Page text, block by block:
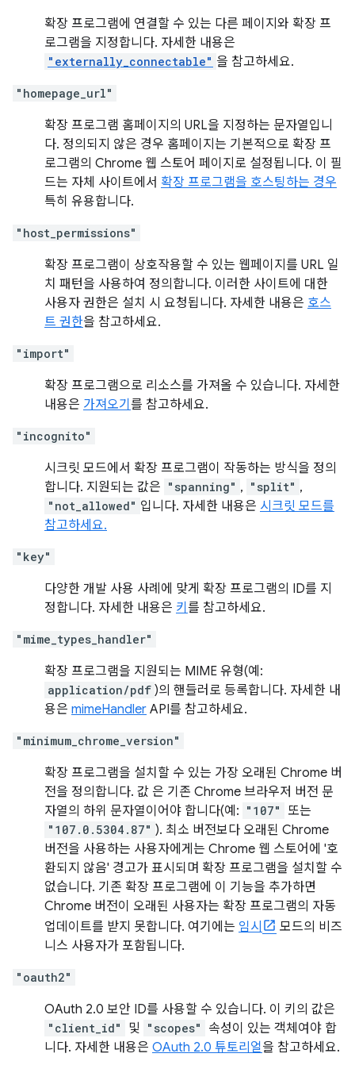
확장 프로그램에 연결할 수 있는 다른 페이지와 확장 프
로그램을 지정합니다. 자세한 내용은
"externally_connectable" 을 참고하세요.
"homepage_url"
확장 프로그램 홈페이지의 URL을 지정하는 문자열입니
다. 정의되지 않은 경우 홈페이지는 기본적으로 확장 프
로그램의 Chrome 웹 스토어 페이지로 설정됩니다. 이 필
드는 자체 사이트에서 확장 프로그램을 호스팅하는 경우
특히 유용합니다.
"host_permissions"
확장 프로그램이 상호작용할 수 있는 웹페이지를 URL 일
치 패턴을 사용하여 정의합니다. 이러한 사이트에 대한
사용자 권한은 설치 시 요청됩니다. 자세한 내용은 호스
트 권한을 참고하세요.
"import"
확장 프로그램으로 리소스를 가져올 수 있습니다. 자세한
내용은 가져오기 를 참고하세요.
"incognito"
시크릿 모드에서 확장 프로그램이 작동하는 방식을 정의
합니다. 지원되는 값은 "spanning" , "split" ,
"not_allowed" 입니다. 자세한 내용은 시크릿 모드를
참고하세요.
"key"
다양한 개발 사용 사례에 맞게 확장 프로그램의 ID를 지
정합니다. 자세한 내용은 키 를 참고하세요.
"mime_types_handler"
확장 프로그램을 지원되는 MIME 유형(예:
application/pdf )의 핸들러로 등록합니다. 자세한 내
용은 mimeHandler API를 참고하세요.
"minimum_chrome_version"
확장 프로그램을 설치할 수 있는 가장 오래된 Chrome 버
전을 정의합니다. 값 은 기존 Chrome 브라우저 버전 문
자열의 하위 문자열이어야 합니다(예: "107" 또는
"107.0.5304.87" ). 최소 버전보다 오래된 Chrome
버전을 사용하는 사용자에게는 Chrome 웹 스토어에 '호
환되지 않음' 경고가 표시되며 확장 프로그램을 설치할 수
없습니다. 기존 확장 프로그램에 이 기능을 추가하면
Chrome 버전이 오래된 사용자는 확장 프로그램의 자동
업데이트를 받지 못합니다. 여기에는 임시
모드의 비즈
니스 사용자가 포함됩니다.
"oauth2"
OAuth 2.0 보안 ID를 사용할 수 있습니다. 이 키의 값은
"client_id" 및 "scopes"
속성이 있는 객체여야 합
니다. 자세한 내용은 OAuth 2.0 튜토리얼을 참고하세요.